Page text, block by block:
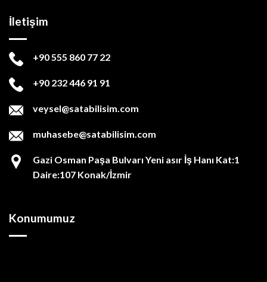
İletişim
+90 555 860 77 22
+90 232 446 91 91
veysel@satabilisim.com
muhasebe@satabilisim.com
Gazi Osman Paşa Bulvarı Yeni asır İş Hanı Kat:1
Daire:107 Konak/İzmir
Konumumuz